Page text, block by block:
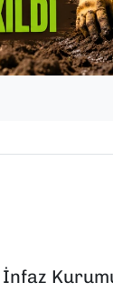
İnfaz